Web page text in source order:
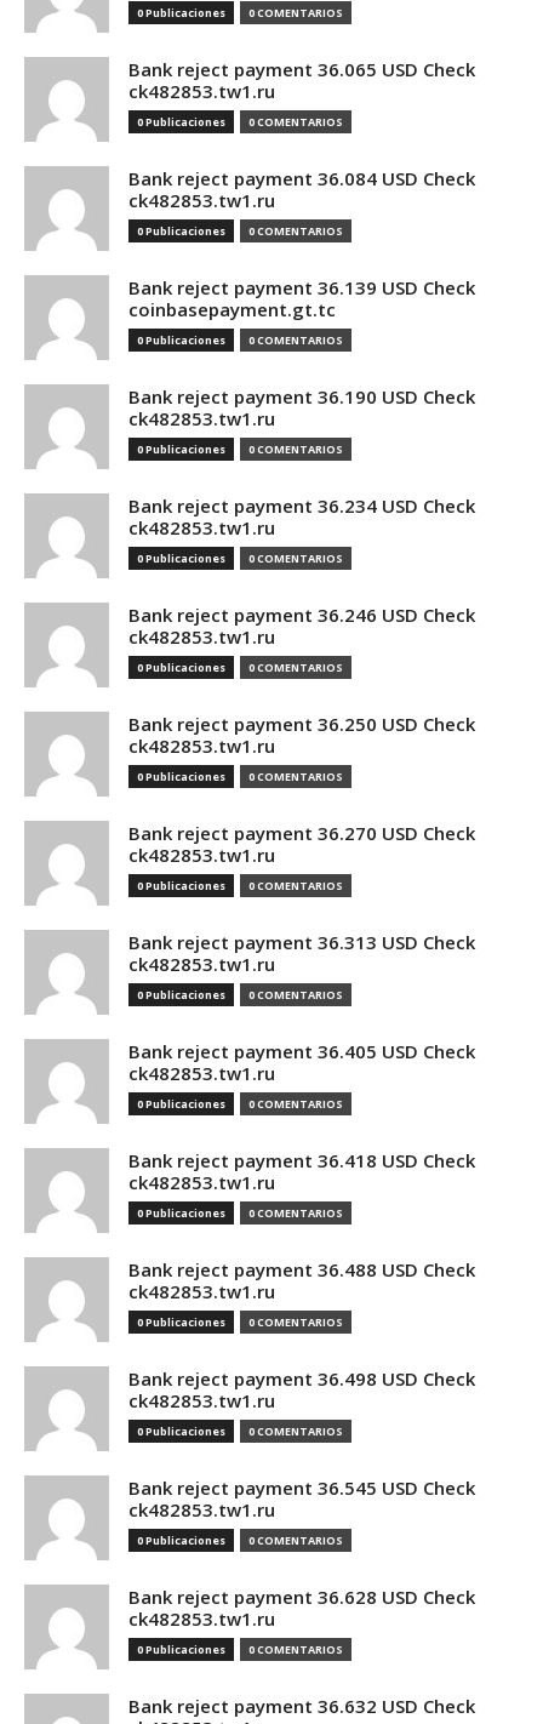
0 Publicaciones 0 COMENTARIOS
Bank reject payment 36.065 USD Check
ck482853.tw1.ru
0 Publicaciones 0 COMENTARIOS
Bank reject payment 36.084 USD Check
ck482853.tw1.ru
0 Publicaciones 0 COMENTARIOS
Bank reject payment 36.139 USD Check
coinbasepayment.gt.tc
0 Publicaciones 0 COMENTARIOS
Bank reject payment 36.190 USD Check
ck482853.tw1.ru
0 Publicaciones 0 COMENTARIOS
Bank reject payment 36.234 USD Check
ck482853.tw1.ru
0 Publicaciones 0 COMENTARIOS
Bank reject payment 36.246 USD Check
ck482853.tw1.ru
0 Publicaciones 0 COMENTARIOS
Bank reject payment 36.250 USD Check
ck482853.tw1.ru
0 Publicaciones 0 COMENTARIOS
Bank reject payment 36.270 USD Check
ck482853.tw1.ru
0 Publicaciones 0 COMENTARIOS
Bank reject payment 36.313 USD Check
ck482853.tw1.ru
0 Publicaciones 0 COMENTARIOS
Bank reject payment 36.405 USD Check
ck482853.tw1.ru
0 Publicaciones 0 COMENTARIOS
Bank reject payment 36.418 USD Check
ck482853.tw1.ru
0 Publicaciones 0 COMENTARIOS
Bank reject payment 36.488 USD Check
ck482853.tw1.ru
0 Publicaciones 0 COMENTARIOS
Bank reject payment 36.498 USD Check
ck482853.tw1.ru
0 Publicaciones 0 COMENTARIOS
Bank reject payment 36.545 USD Check
ck482853.tw1.ru
0 Publicaciones 0 COMENTARIOS
Bank reject payment 36.628 USD Check
ck482853.tw1.ru
0 Publicaciones 0 COMENTARIOS
Bank reject payment 36.632 USD Check